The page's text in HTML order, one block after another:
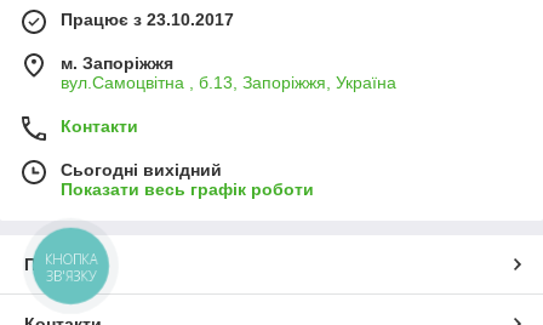
Працює з 23.10.2017
м. Запоріжжя
вул.Самоцвітна , б.13, Запоріжжя, Україна
Контакти
Сьогодні вихідний
Показати весь графік роботи
Про нас
КНОПКА
ЗВ'ЯЗКУ